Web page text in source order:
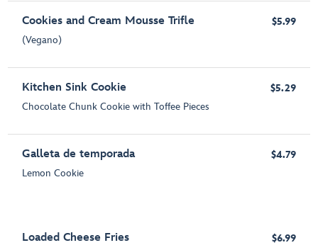
Cookies and Cream Mousse Trifle
(Vegano)
$5.99
Kitchen Sink Cookie
Chocolate Chunk Cookie with Toffee Pieces
$5.29
Galleta de temporada
Lemon Cookie
$4.79
Loaded Cheese Fries $6.99